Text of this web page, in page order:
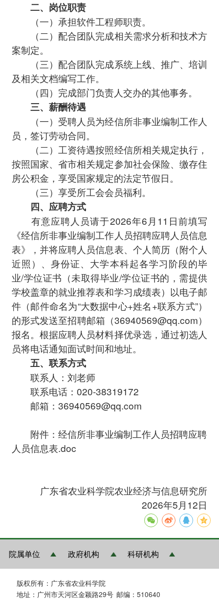
二、岗位职责
（一）承担软件工程师职责。
（二）配合团队完成相关需求分析和技术方
案制定。
（三）配合团队完成系统上线、推广、培训
及相关文档编写工作。
（四）完成部门负责人交办的其他事务。
三、薪酬待遇
（一）受聘人员为经信所非事业编制工作人
员，签订劳动合同。
（二）工资待遇按照经信所相关规定执行，
按照国家、省市相关规定参加社会保险、缴存住
房公积金，享受国家规定的法定节假日。
（三）享受所工会会员福利。
四、应聘方式
有意应聘人员请于2026年6月11日前填写
《经信所非事业编制工作人员招聘应聘人员信息
表》，并将应聘人员信息表、个人简历（附个人
近照）、身份证、大学本科起各学习阶段的毕
业/学位证书（未取得毕业/学位证书的，需提供
学校盖章的就业推荐表和学习成绩表）以电子邮
件（邮件命名为“大数据中心+姓名+联系方式”）
的形式发送至招聘邮箱（36940569@qq.com）
报名。根据应聘人员材料择优录选，通过初选人
员将电话通知面试时间和地址。
五、联系方式
联系人：刘老师
联系电话：020-38319172
邮箱：36940569@qq.com
附件： 经信所非事业编制工作人员招聘应聘
人员信息表.doc
广东省农业科学院农业经济与信息研究所
2026年5月12日
院属单位 政府机构 科研机构
版权所有：广东省农业科学院
地址：广州市天河区金颖路29号 邮编：510640